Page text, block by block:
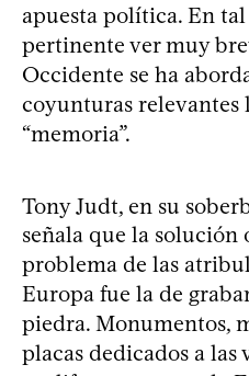
apuesta política. En
pertinente ver muy
Occidente se ha
coyunturas relevantes
“memoria”.
Tony Judt, en su
señala que la solución
problema de las
Europa fue la de
piedra. Monumentos,
placas dedicados a